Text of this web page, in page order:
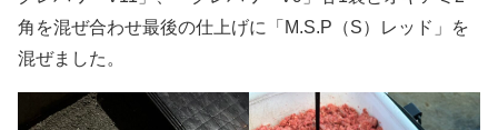
角を混ぜ合わせ最後の仕上げに「M.S.P（S）レッド」を
混ぜました。